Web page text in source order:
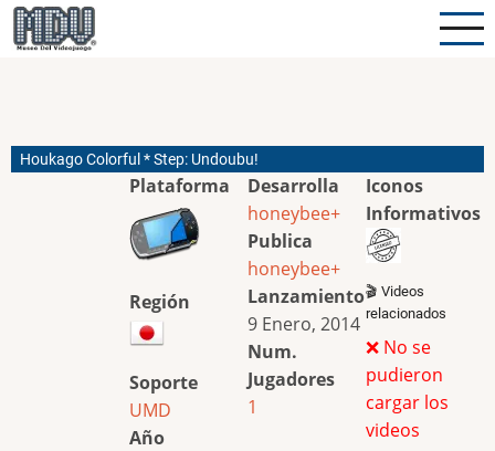
Pasar
al
Houkago Colorful * Step: Undoubu!
Plataforma
Región
Soporte
UMD
Año
Desarrolla
honeybee+
Publica
honeybee+
Lanzamiento
9 Enero, 2014
Num.
Jugadores
1
Iconos
Informativos
🎬 Videos
relacionados
❌ No se
pudieron
cargar los
videos